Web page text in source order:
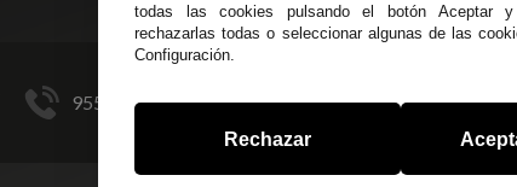
955 44 45 43/955 44 45 44
todas las cookies pulsando el botón Aceptar
rechazarlas todas o seleccionar algunas de las
Configuración.
Rechazar